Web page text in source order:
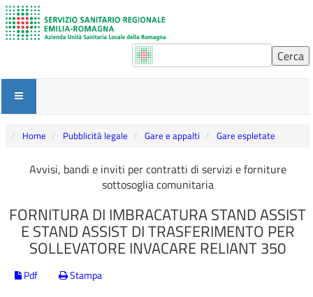
Home Pubblicità legale Gare e appalti Gare espletate
Avvisi, bandi e inviti per contratti di servizi e forniture
sottosoglia comunitaria
FORNITURA DI IMBRACATURA STAND ASSIST
E STAND ASSIST DI TRASFERIMENTO PER
SOLLEVATORE INVACARE RELIANT 350
Pdf Stampa